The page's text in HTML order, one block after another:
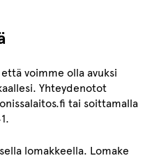
voimme olla avuksi
Yhteydenotot
tai soittamalla
lomakkeella. Lomake